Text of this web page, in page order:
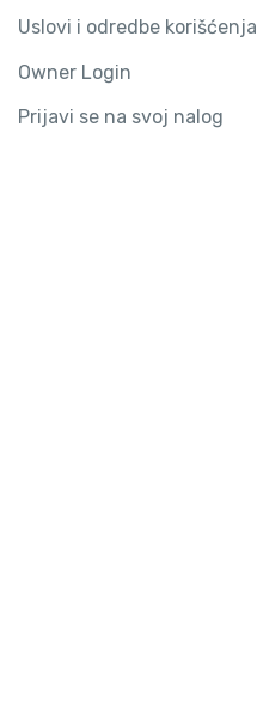
Uslovi i odredbe korišćenja
Owner Login
Prijavi se na svoj nalog